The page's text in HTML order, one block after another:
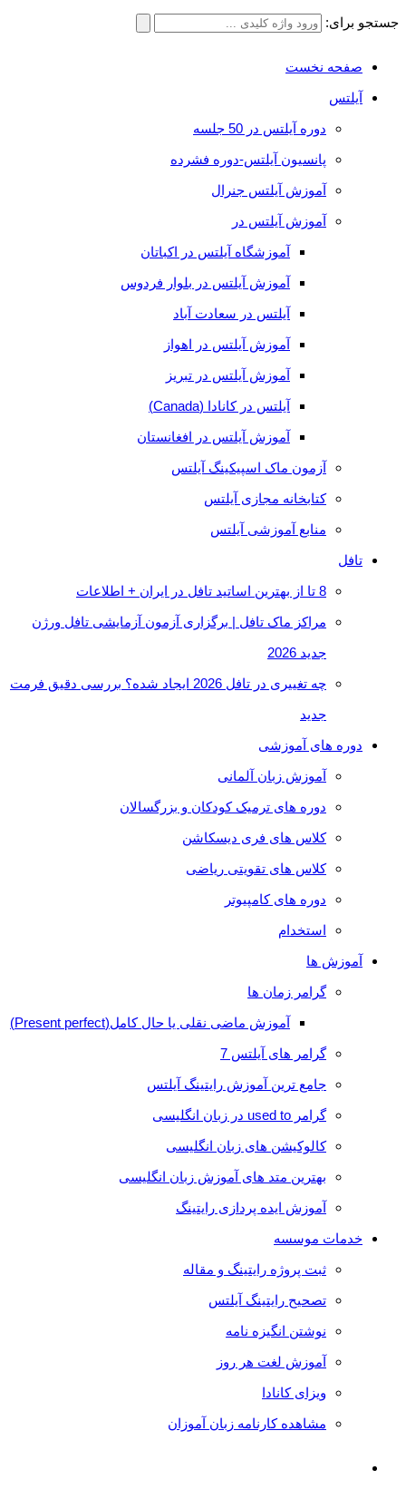
جستجو برای:
صفحه نخست
آیلتس
دوره آیلتس در 50 جلسه
پانسیون آیلتس-دوره فشرده
آموزش آیلتس جنرال
آموزش آیلتس در
آموزشگاه آیلتس در اکباتان
آموزش آیلتس در بلوار فردوس
آیلتس در سعادت آباد
آموزش آیلتس در اهواز
آموزش آیلتس در تبریز
آیلتس در کانادا (Canada)
آموزش آیلتس در افغانستان
آزمون ماک اسپیکینگ آیلتس
کتابخانه مجازی آیلتس
منابع آموزشی آیلتس
تافل
8 تا از بهترین اساتید تافل در ایران + اطلاعات
مراکز ماک تافل | برگزاری آزمون آزمایشی تافل ورژن
جدید 2026
چه تغییری در تافل 2026 ایجاد شده؟ بررسی دقیق فرمت
جدید
دوره های آموزشی
آموزش زبان آلمانی
دوره های ترمیک کودکان و بزرگسالان
کلاس های فری دیسکاشن
کلاس های تقویتی ریاضی
دوره های کامپیوتر
استخدام
آموزش ها
گرامر زمان ها
آموزش ماضی نقلی یا حال کامل(Present perfect)
گرامر های آیلتس 7
جامع ترین آموزش رایتینگ آیلتس
گرامر used to در زبان انگلیسی
کالوکیشن های زبان انگلیسی
بهترین متد های آموزش زبان انگلیسی
آموزش ایده پردازی رایتینگ
خدمات موسسه
ثبت پروژه رایتینگ و مقاله
تصحیح رایتینگ آیلتس
نوشتن انگیزه نامه
آموزش لغت هر روز
ویزای کانادا
مشاهده کارنامه زبان آموزان